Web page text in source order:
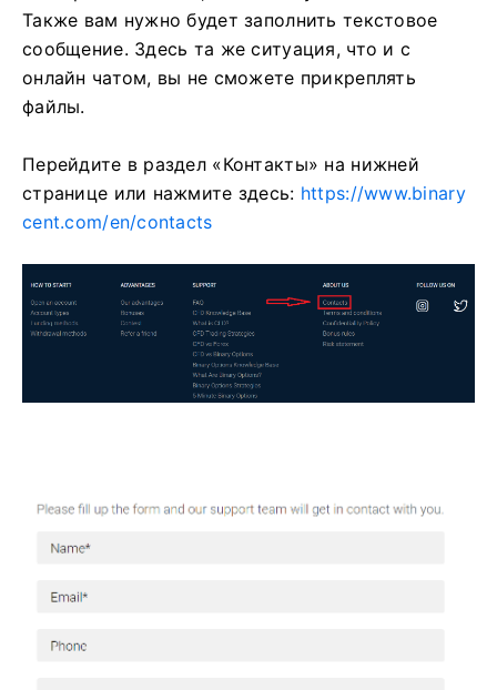
Также вам нужно будет заполнить текстовое
сообщение. Здесь та же ситуация, что и с
онлайн чатом, вы не сможете прикреплять
файлы.
Перейдите в раздел «Контакты» на нижней
странице или нажмите здесь: https://www.binary
cent.com/en/contacts